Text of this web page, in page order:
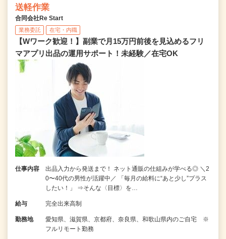
送軽作業
合同会社Re Start
業務委託 在宅・内職
【Wワーク歓迎！】副業で月15万円前後を見込めるフリ
マアプリ出品の運用サポート！未経験／在宅OK
仕事内容
出品入力から発送まで！ ネット通販の仕組みが学べる◎ ＼2
0〜40代の男性が活躍中／ 「毎月の給料に“あと少し”プラス
したい！」 ⇒そんな〈目標〉を…
給与 完全出来高制
勤務地
愛知県、滋賀県、京都府、奈良県、和歌山県内のご自宅 ※
フルリモート勤務